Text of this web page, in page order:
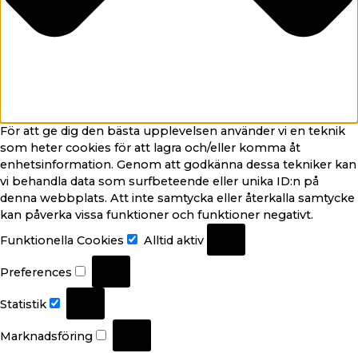
För att ge dig den bästa upplevelsen använder vi en teknik
som heter cookies för att lagra och/eller komma åt
enhetsinformation. Genom att godkänna dessa tekniker kan
vi behandla data som surfbeteende eller unika ID:n på
denna webbplats. Att inte samtycka eller återkalla samtycke
kan påverka vissa funktioner och funktioner negativt.
Funktionella Cookies
Alltid aktiv
Preferences
Statistik
Marknadsföring